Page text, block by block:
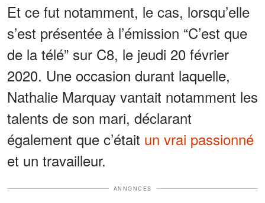
Et ce fut notamment, le cas, lorsqu’elle
s’est présentée à l’émission “C’est que
de la télé” sur C8, le jeudi 20 février
2020. Une occasion durant laquelle,
Nathalie Marquay vantait notamment les
talents de son mari, déclarant
également que c’était un vrai passionné
et un travailleur.
ANNONCES